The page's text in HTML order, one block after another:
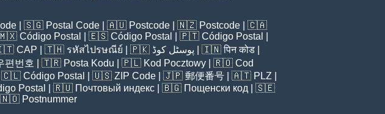
| 🇸🇬 Postal Code | 🇦🇺 Postcode | 🇳🇿 Postcode | 🇨🇦
🇲🇽 Código Postal | 🇪🇸 Código Postal | 🇵🇹 Código Postal
CAP | 🇹🇭 รหัสไปรษณีย์ | 🇵🇰 پوسٹل کوڈ | 🇮🇳पिन कोड
편번호 | 🇹🇷 Posta Kodu | 🇵🇱 Kod Pocztowy | 🇷🇴 Cod
🇨🇱 Código Postal | 🇺🇸 ZIP Code | 🇯🇵 郵便番号 | 🇦🇹 PLZ
Postal | 🇷🇺 Почтовый индекс | 🇧🇬 Пощенски код | 🇸🇪
🇳🇴 Postnummer